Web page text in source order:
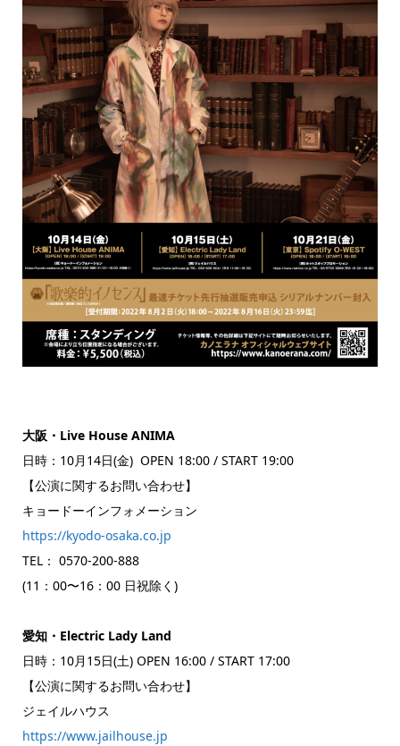
大阪・Live House ANIMA
日時：10月14日(金) OPEN 18:00 / START 19:00
【公演に関するお問い合わせ】
キョードーインフォメーション
https://kyodo-osaka.co.jp
TEL： 0570-200-888
(11：00〜16：00 日祝除く)
愛知・Electric Lady Land
日時：10月15日(土) OPEN 16:00 / START 17:00
【公演に関するお問い合わせ】
ジェイルハウス
https://www.jailhouse.jp